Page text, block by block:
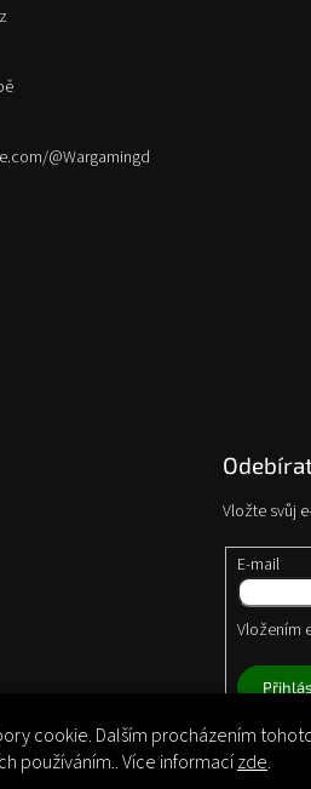
cookie. Dalším procházením
používáním.. Více informacízde.
@Wargamingd
Vložte svůj
E-mail
Vložením